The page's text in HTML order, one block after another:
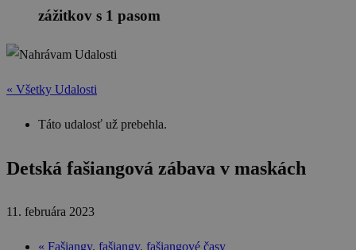
zážitkov s 1 pasom
« Všetky Udalosti
Táto udalosť už prebehla.
Detská fašiangová zábava v maskách
11. februára 2023
« Fašiangy, fašiangy, fašiangové časy